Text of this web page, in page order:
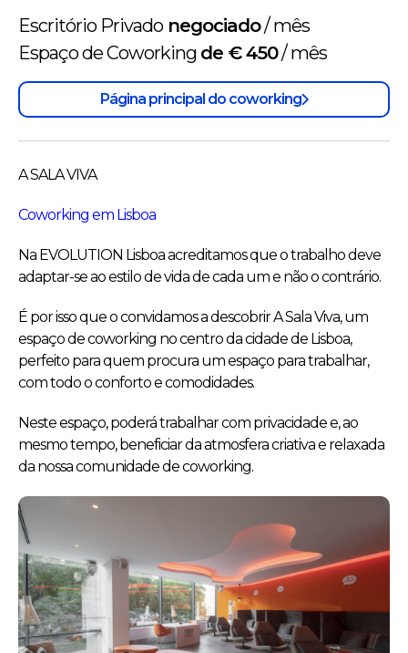
Escritório Privadonegociado/mês
Espaço de Coworking de € 450/mês
Página principal do coworking
A SALA VIVA
Coworking em Lisboa
Na EVOLUTION Lisboa acreditamos que o trabalho deve
adaptar-se ao estilo de vida de cada um e não o contrário.
É por isso que o convidamos a descobrir A Sala Viva, um
espaço de coworking no centro da cidade de Lisboa,
perfeito para quem procura um espaço para trabalhar,
com todo o conforto e comodidades.
Neste espaço, poderá trabalhar com privacidade e, ao
mesmo tempo, beneficiar da atmosfera criativa e relaxada
da nossa comunidade de coworking.